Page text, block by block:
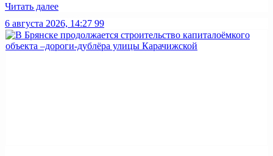
Читать далее
6 августа 2026, 14:27 99